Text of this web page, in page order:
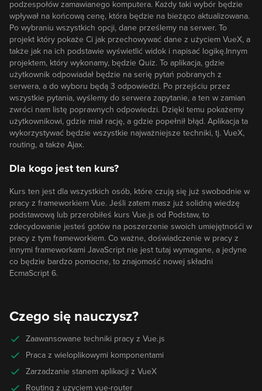
podzespołów zamawianego komputera. Każdy taki wybór będzie
wpływał na końcową cenę, która będzie na bieżąco aktualizowana.
Po wybraniu wszystkich opcji, dane prześlemy na serwer. To
projekt który pokaże Ci jak przechowywać dane z użyciem VueX, a
także jak na ich podstawie wyświetlić widok i napisać logikę.Innym
projektem, który wykonamy, będzie Quiz. To aplikacja, gdzie
użytkownik odpowiadał będzie na serię pytań pobranych z
serwera, a do wyboru będą 3 odpowiedzi. Po przejściu przez
wszystkie pytania, wyślemy do serwera zapytanie, a ten w zamian
zwróci nam listę poprawnych odpowiedzi. Dzięki temu pokażemy
użytkownikowi, gdzie miał rację, a gdzie popełnił błąd. Aplikacja ta
wykorzystywać będzie wszystkie najważniejsze techniki, tj. VueX,
routing, a także Ajax.
Dla kogo jest ten kurs?
Kurs ten jest dla wszystkich osób, które czują się już swobodnie w
pracy z frameworkiem Vue. Jeśli zatem masz już solidną wiedzę
podstawową lub przerobiłeś kurs Vue.js od Podstaw, to
zdecydowanie jesteś gotów na poszerzenie swoich umiejętnośći w
pracy z tym frameworkiem. Co ważne, doświadczenie w pracy z
innymi frameworkami JavaScript nie jest tutaj wymagane, a jedyne
co będzie bardzo pomocne, to znajomość nowej składni
EcmaScript 6.
Czego się nauczysz?
Zaawansowane techniki pracy z Vue.js
Praca z wieloplikowymi komponentami
Zarzadzanie stanem aplikacji z VueX
Routing z uzyciem vue-router